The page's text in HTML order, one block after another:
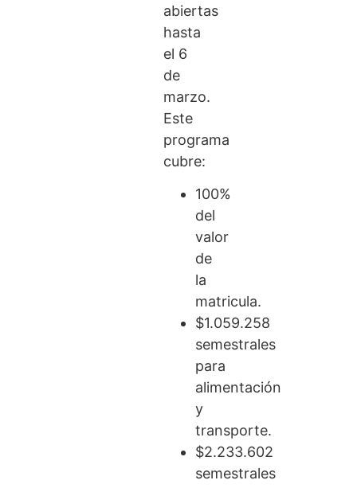
abiertas
hasta
el 6
de
marzo.
Este
programa
cubre:
100%
del
valor
de
la
matricula.
$1.059.258
semestrales
para
alimentación
y
transporte.
$2.233.602
semestrales